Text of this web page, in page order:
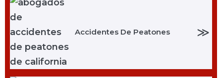
Accidentes De Peatones ≫